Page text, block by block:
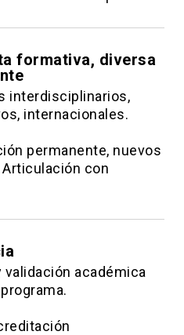
formativa, diversa
interdisciplinarios,
internacionales.
permanente, nuevos
con
validación académica